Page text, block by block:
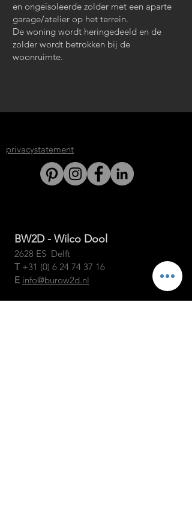
en ongeïsoleerde zolder met een aparte
garage/atelier op het terrein.
De woning wordt heringedeeld en de
zolder wordt betrokken bij de
woonruimte.
privacystatement
BW2D - Wilco Dool
2628 ES Delft
T +31 (0) 6 24 74 37 16
E info@burow2d.nl